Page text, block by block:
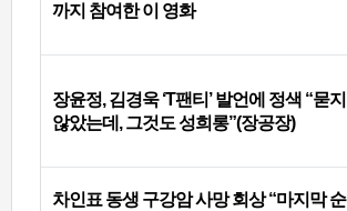
까지 참여한 이 영화
장윤정, 김경욱 ‘T팬티’ 발언에 정색 “묻지
않았는데, 그것도 성희롱”(장공장)
차인표 동생 구강암 사망 회상 “마지막 순